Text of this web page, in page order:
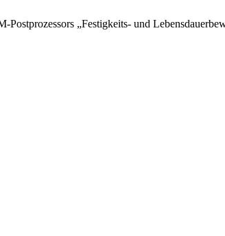
„Festigkeits- und